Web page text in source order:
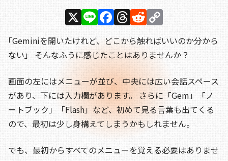
X Li
n
e
F
a
c
e
b
o
o
k
T
h
re
a
d
s
R
e
d
di
t
o
p
y
Li
n
k
｢Geminiを開いたけれど、どこから触ればいいのか分から
ない」 そんなふうに感じたことはありませんか？
画面の左にはメニューが並び、中央には広い会話スペース
があり、下には入力欄があります。 さらに「Gem」「ノ
ートブック」「Flash」など、初めて見る言葉も出てくる
ので、最初は少し身構えてしまうかもしれません。
でも、最初からすべてのメニューを覚える必要はありませ